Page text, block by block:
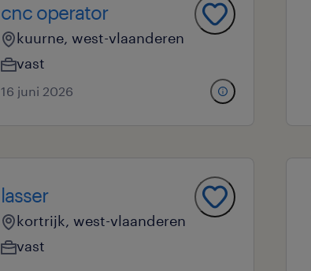
cnc operator
kuurne, west-vlaanderen
vast
16 juni 2026
lasser
kortrijk, west-vlaanderen
vast